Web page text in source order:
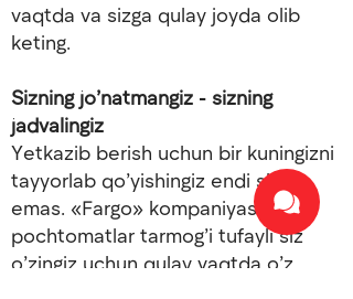
vaqtda va sizga qulay joyda olib
keting.
Sizning jo’natmangiz - sizning
jadvalingiz
Yetkazib berish uchun bir kuningizni
tayyorlab qo’yishingiz endi shart
emas. «Fargo» kompaniyasining
pochtomatlar tarmog’i tufayli siz
o’zingiz uchun qulay vaqtda o’z